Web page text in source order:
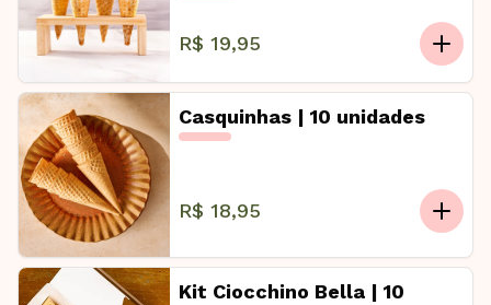
R$ 19,95
Casquinhas | 10 unidades
R$ 18,95
Kit Ciocchino Bella | 10